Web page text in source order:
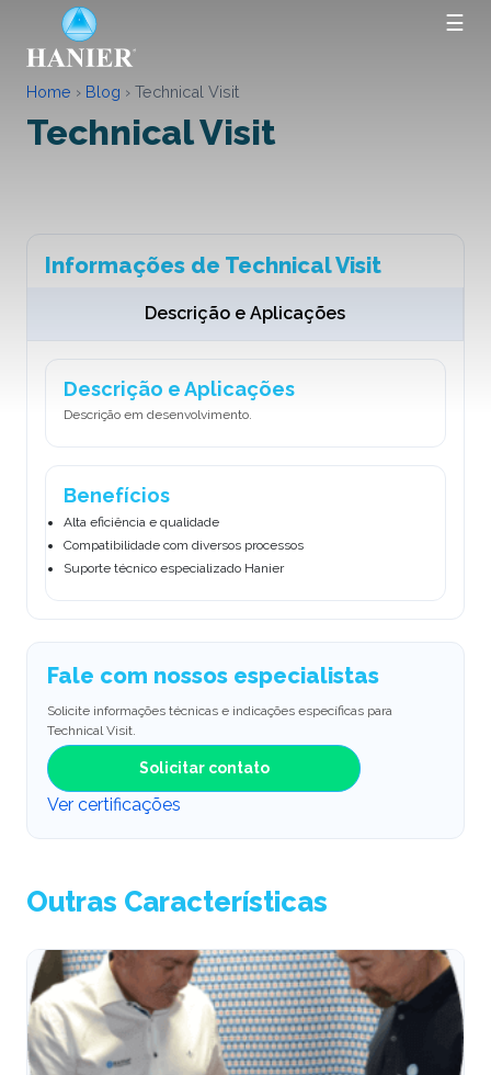
☰
Home › Blog › Technical Visit
Technical Visit
Informações de Technical Visit
Descrição e Aplicações
Descrição e Aplicações
Descrição em desenvolvimento.
Benefícios
Alta eficiência e qualidade
Compatibilidade com diversos processos
Suporte técnico especializado Hanier
Fale com nossos especialistas
Solicite informações técnicas e indicações específicas para
Technical Visit.
Solicitar contato
Ver certificações
Outras Características